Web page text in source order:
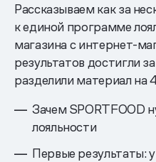
Рассказываем как за
к единой программе
магазина с интернет-
результатов достигли
разделили материал на
Зачем SPORTFOOD
лояльности
Первые результаты: